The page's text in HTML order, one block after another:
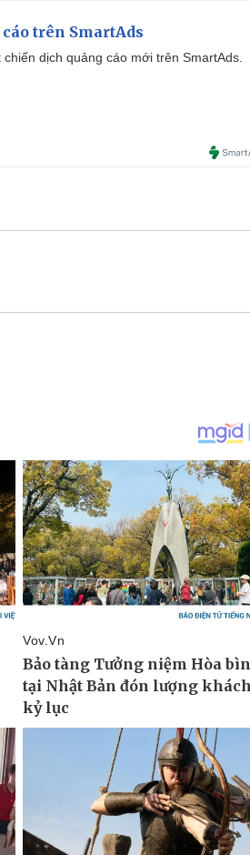
trên SmartAds
dịch quảng cáo mới trên SmartAds.